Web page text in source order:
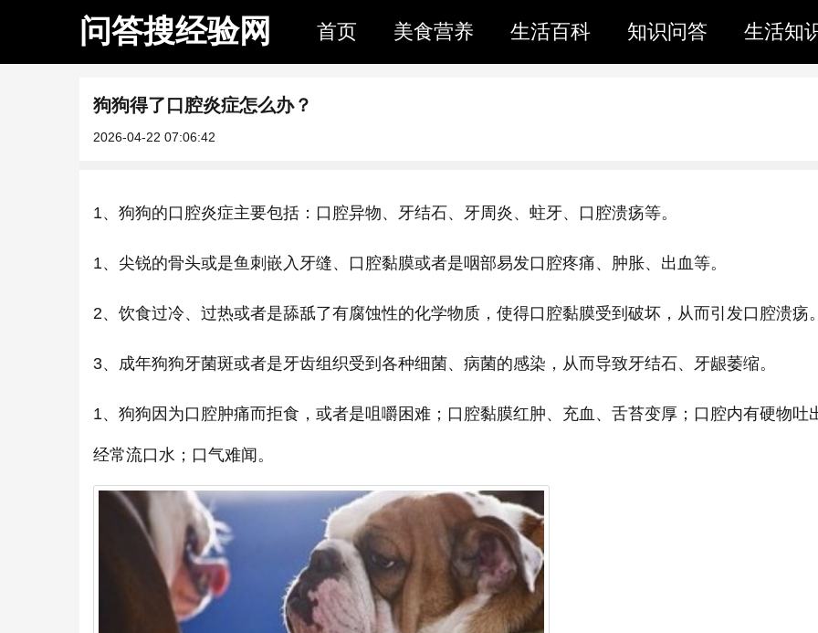
问答搜经验网 首页 美食营养 生活百科 知识问答 生活知
狗狗得了口腔炎症怎么办？
2026-04-22 07:06:42
1、狗狗的口腔炎症主要包括：口腔异物、牙结石、牙周炎、蛀牙、口腔溃疡等。
1、尖锐的骨头或是鱼刺嵌入牙缝、口腔黏膜或者是咽部易发口腔疼痛、肿胀、出血等。
2、饮食过冷、过热或者是舔舐了有腐蚀性的化学物质，使得口腔黏膜受到破坏，从而引发口腔溃疡
3、成年狗狗牙菌斑或者是牙齿组织受到各种细菌、病菌的感染，从而导致牙结石、牙龈萎缩。
1、狗狗因为口腔肿痛而拒食，或者是咀嚼困难；口腔黏膜红肿、充血、舌苔变厚；口腔内有硬物吐
经常流口水；口气难闻。